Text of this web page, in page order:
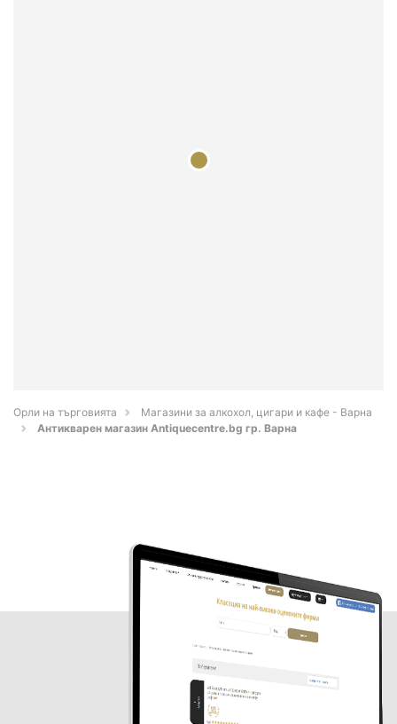
Орли на търговията
Магазини за алкохол, цигари и кафе - Варна
Антикварен магазин Antiquecentre.bg гр. Варна